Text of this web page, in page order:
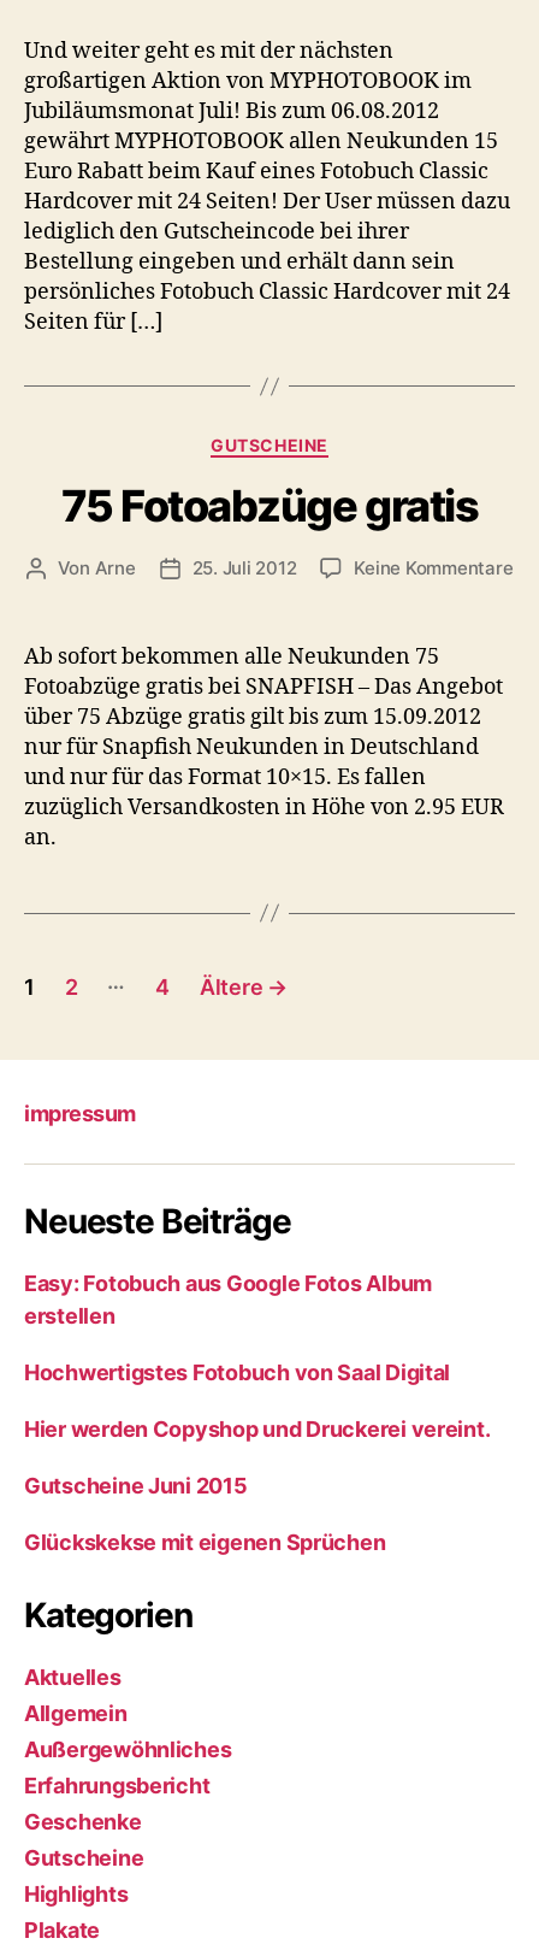
Und weiter geht es mit der nächsten
großartigen Aktion von MYPHOTOBOOK im
Jubiläumsmonat Juli! Bis zum 06.08.2012
gewährt MYPHOTOBOOK allen Neukunden 15
Euro Rabatt beim Kauf eines Fotobuch Classic
Hardcover mit 24 Seiten! Der User müssen dazu
lediglich den Gutscheincode bei ihrer
Bestellung eingeben und erhält dann sein
persönliches Fotobuch Classic Hardcover mit 24
Seiten für […]
Kategorien
GUTSCHEINE
75 Fotoabzüge gratis
Beitragsautor
Von Arne Veröffentlichungsdatum
25. Juli 2012 Keine Kommentarezu
Ab sofort bekommen alle Neukunden 75
Fotoabzüge gratis bei SNAPFISH – Das Angebot
über 75 Abzüge gratis gilt bis zum 15.09.2012
nur für Snapfish Neukunden in Deutschland
und nur für das Format 10×15. Es fallen
zuzüglich Versandkosten in Höhe von 2.95 EUR
an.
Seitennummerierung
Beiträge
1 2 … 4 Ältere →
impressum
Neueste Beiträge
Easy: Fotobuch aus Google Fotos Album
erstellen
Hochwertigstes Fotobuch von Saal Digital
Hier werden Copyshop und Druckerei vereint.
Gutscheine Juni 2015
Glückskekse mit eigenen Sprüchen
Kategorien
Aktuelles
Allgemein
Außergewöhnliches
Erfahrungsbericht
Geschenke
Gutscheine
Highlights
Plakate